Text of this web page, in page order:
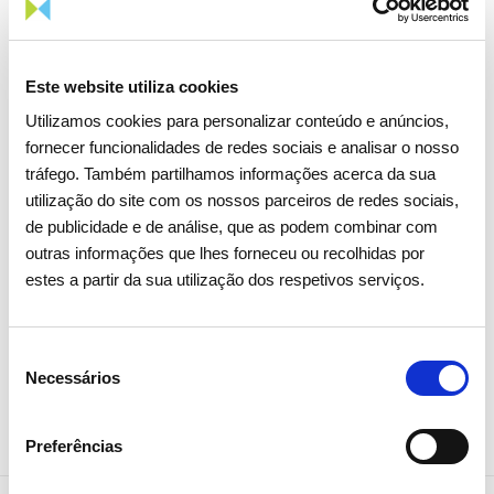
Este website utiliza cookies
Utilizamos cookies para personalizar conteúdo e anúncios,
fornecer funcionalidades de redes sociais e analisar o nosso
tráfego. Também partilhamos informações acerca da sua
utilização do site com os nossos parceiros de redes sociais,
de publicidade e de análise, que as podem combinar com
outras informações que lhes forneceu ou recolhidas por
estes a partir da sua utilização dos respetivos serviços.
Necessários
Preferências
15 ABRIL 2026
Assembleia Geral de Acionistas
2026 aprova todos os pontos
com larga maioria
Investidores